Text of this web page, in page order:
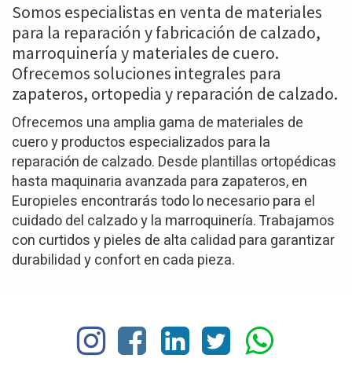
Somos especialistas en venta de materiales
para la reparación y fabricación de calzado,
marroquinería y materiales de cuero.
Ofrecemos soluciones integrales para
zapateros, ortopedia y reparación de calzado.
Ofrecemos una amplia gama de materiales de
cuero y productos especializados para la
reparación de calzado. Desde plantillas ortopédicas
hasta maquinaria avanzada para zapateros, en
Europieles encontrarás todo lo necesario para el
cuidado del calzado y la marroquinería. Trabajamos
con curtidos y pieles de alta calidad para garantizar
durabilidad y confort en cada pieza.